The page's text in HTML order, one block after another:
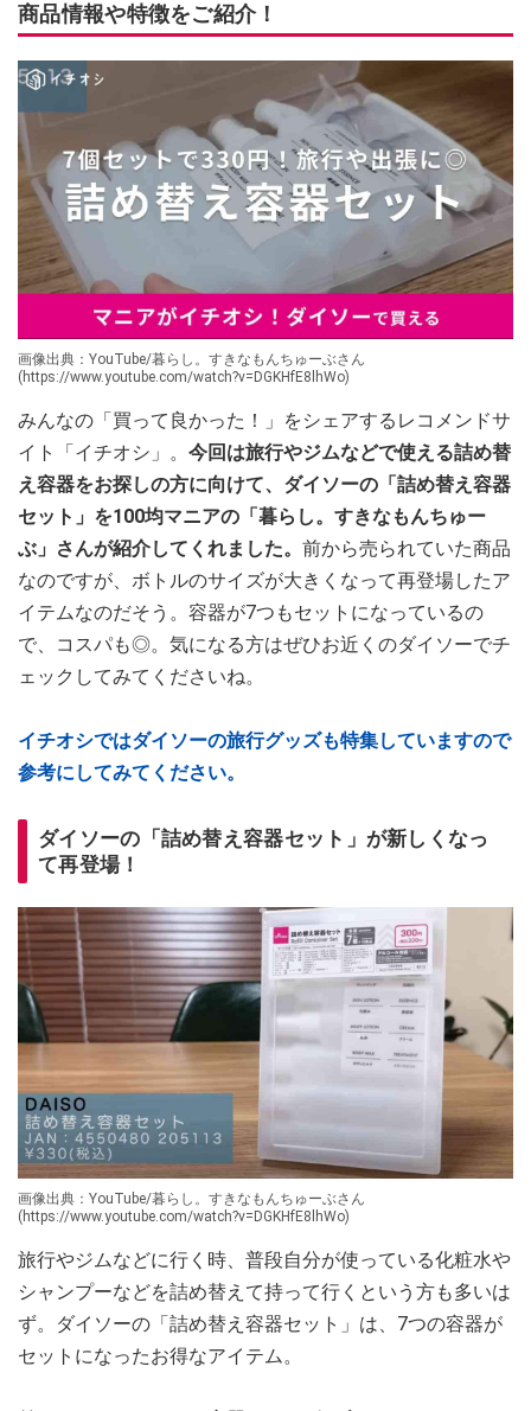
商品情報や特徴をご紹介！
画像出典：YouTube/暮らし。すきなもんちゅーぶさん
(https://www.youtube.com/watch?v=DGKHfE8lhWo)
みんなの「買って良かった！」をシェアするレコメンドサ
イト「イチオシ」。 今回は旅行やジムなどで使える詰め替
え容器をお探しの方に向けて、ダイソーの「詰め替え容器
セット」を100均マニアの「暮らし。すきなもんちゅー
ぶ」さんが紹介してくれました。 前から売られていた商品
なのですが、ボトルのサイズが大きくなって再登場したア
イテムなのだそう。容器が7つもセットになっているの
で、コスパも◎。気になる方はぜひお近くのダイソーでチ
ェックしてみてくださいね。
イチオシではダイソーの旅行グッズも特集していますので
参考にしてみてください。
ダイソーの「詰め替え容器セット」が新しくなっ
て再登場！
画像出典：YouTube/暮らし。すきなもんちゅーぶさん
(https://www.youtube.com/watch?v=DGKHfE8lhWo)
旅行やジムなどに行く時、普段自分が使っている化粧水や
シャンプーなどを詰め替えて持って行くという方も多いは
ず。ダイソーの「詰め替え容器セット」は、7つの容器が
セットになったお得なアイテム。